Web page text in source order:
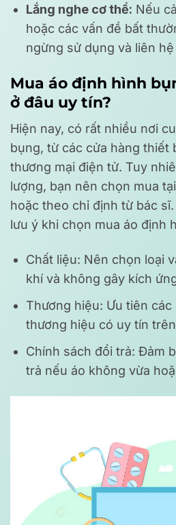
Lắng nghe cơ thể: Nếu
hoặc các vấn đề bất
ngừng sử dụng và liên hệ
Mua áo định hình
ở đâu uy tín?
Hiện nay, có rất nhiều nơi
bụng, từ các cửa hàng thiết
thương mại điện tử. Tuy
lượng, bạn nên chọn mua
hoặc theo chỉ định từ bác
lưu ý khi chọn mua áo định
Chất liệu: Nên chọn loại
khí và không gây kích
Thương hiệu: Ưu tiên
thương hiệu có uy tín
Chính sách đổi trả: Đảm
trả nếu áo không vừa